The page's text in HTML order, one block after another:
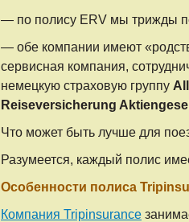
— по полису ERV мы трижды
— обе компании имеют
сервисная компания,
немецкую страховую группу
Reiseversicherung
Что может быть лучше для
Разумеется, каждый полис
Особенности полиса
Компания Tripinsurance